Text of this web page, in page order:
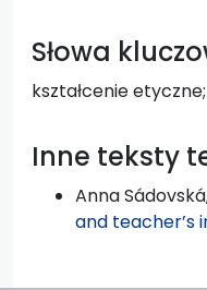
Słowa
kształcenie
Inne teksty
Anna
and teacher’s